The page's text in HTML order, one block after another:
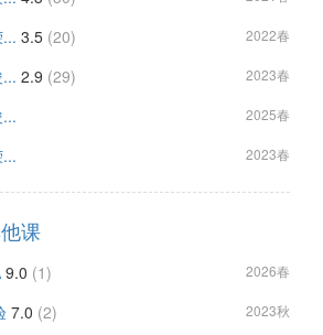
3.5 (20) 2022春
2.9 (29) 2023春
2025春
2023春
课
9.0 (1) 2026春
7.0 (2) 2023秋